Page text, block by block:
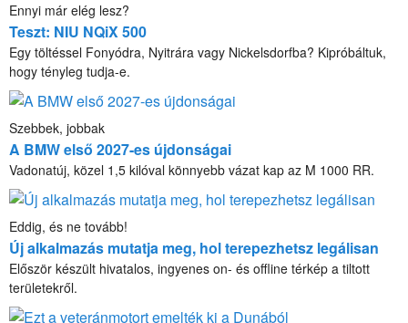
Ennyi már elég lesz?
Teszt: NIU NQiX 500
Egy töltéssel Fonyódra, Nyitrára vagy Nickelsdorfba? Kipróbáltuk,
hogy tényleg tudja-e.
Szebbek, jobbak
A BMW első 2027-es újdonságai
Vadonatúj, közel 1,5 kilóval könnyebb vázat kap az M 1000 RR.
Eddig, és ne tovább!
Új alkalmazás mutatja meg, hol terepezhetsz legálisan
Először készült hivatalos, ingyenes on- és offline térkép a tiltott
területekről.